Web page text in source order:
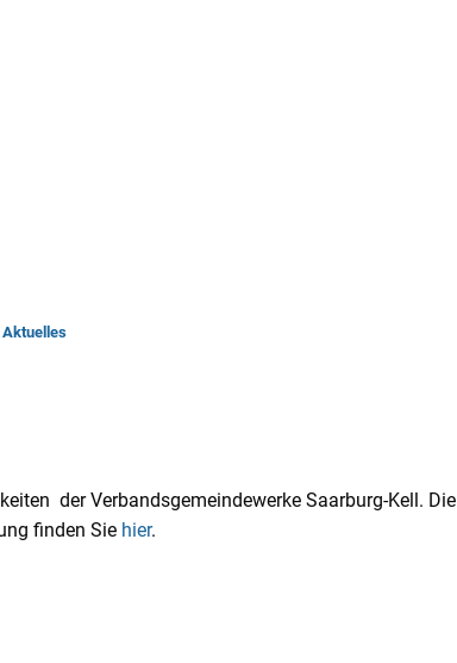
Aktuelles
der Verbandsgemeindewerke Saarburg-Kell. Die
finden Sie hier.